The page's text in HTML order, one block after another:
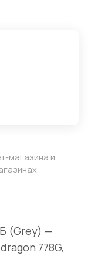
магазина и
(Grey) —
778G,